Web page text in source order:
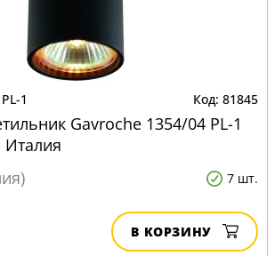
1 81845
Gavroche 1354/04 PL-1
Италия
7 шт.
В КОРЗИНУ